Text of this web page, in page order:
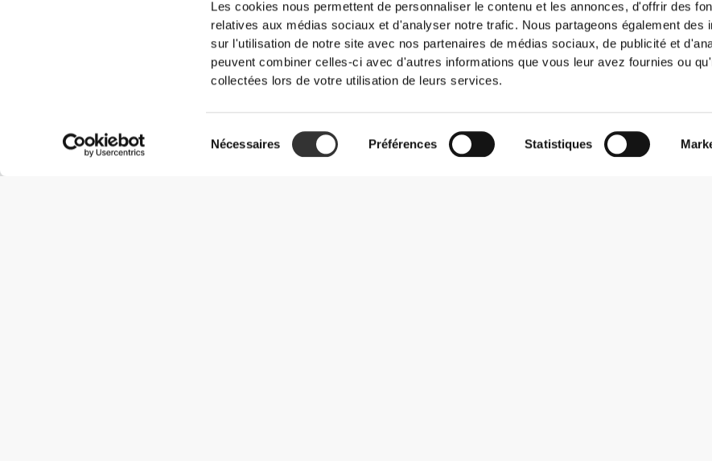
Les cookies nous permettent de personnaliser le contenu et les annonces, d'offrir des
relatives aux médias sociaux et d'analyser notre trafic. Nous partageons également des
sur l'utilisation de notre site avec nos partenaires de médias sociaux, de publicité et
peuvent combiner celles-ci avec d'autres informations que vous leur avez fournies ou
collectées lors de votre utilisation de leurs services.
du
Nécessaires Préférences Statistiques